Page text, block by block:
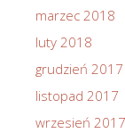
marzec 2018
luty 2018
grudzień 2017
listopad 2017
wrzesień 2017